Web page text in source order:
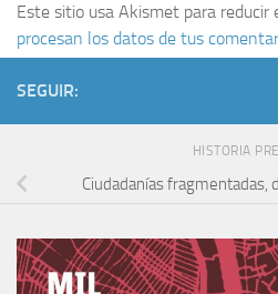
Este sitio usa Akismet para reducir
procesan los datos de tus
SEGUIR:
HISTORIA
Ciudadanías fragmentadas,